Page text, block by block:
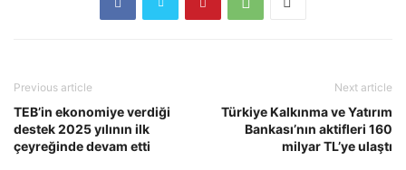
Previous article
TEB’in ekonomiye verdiği
destek 2025 yılının ilk
çeyreğinde devam etti
Next article
Türkiye Kalkınma ve Yatırım
Bankası’nın aktifleri 160
milyar TL’ye ulaştı